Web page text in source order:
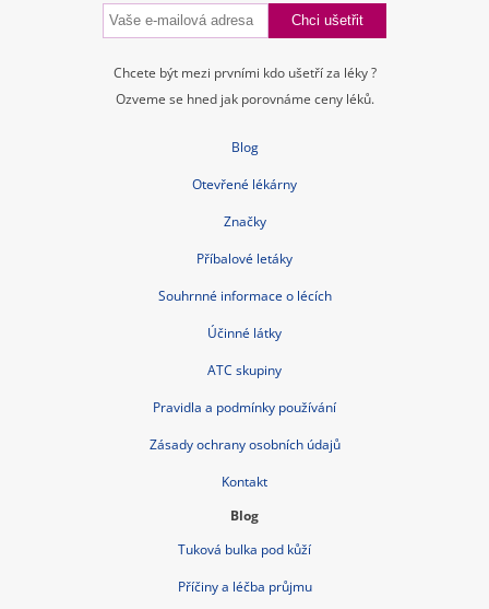
Chcete být mezi prvními kdo ušetří za léky ?
Ozveme se hned jak porovnáme ceny léků.
Blog
Otevřené lékárny
Značky
Příbalové letáky
Souhrnné informace o lécích
Účinné látky
ATC skupiny
Pravidla a podmínky používání
Zásady ochrany osobních údajů
Kontakt
Blog
Tuková bulka pod kůží
Příčiny a léčba průjmu